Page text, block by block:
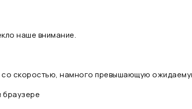
наше внимание.
со скоростью, намного превышающую